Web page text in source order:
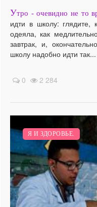
Утро - очевидно не то
идти в школу: глядите,
одеяла, как
завтрак, и,
школу надобно идти так...
0 2 284
Я И ЗДОРОВЬЕ.